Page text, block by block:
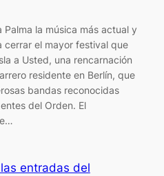
Palma la música más actual y
cerrar el mayor festival que
a Usted, una rencarnación
residente en Berlín, que
bandas reconocidas
del Orden. El